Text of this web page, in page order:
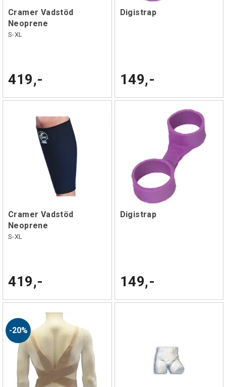
Cramer Vadstöd
Neoprene
S-XL
419,-
Digistrap
149,-
Cramer Vadstöd
Neoprene
S-XL
419,-
Digistrap
149,-
20%